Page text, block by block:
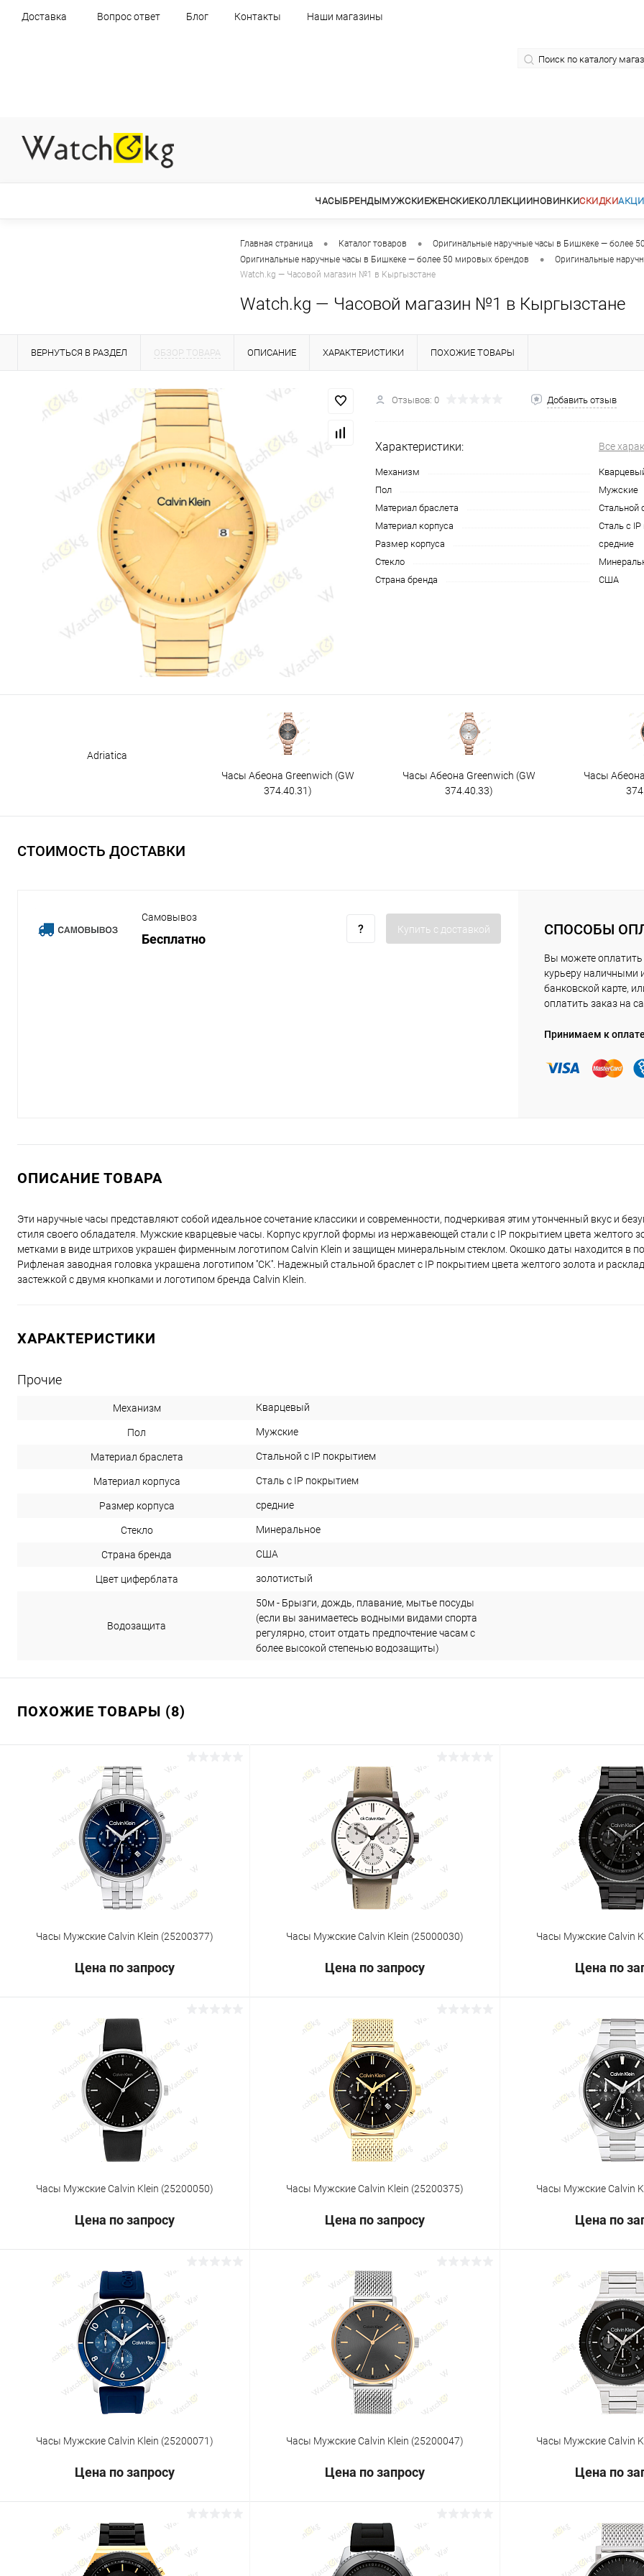
Доставка Вопрос ответ Блог Контакты Наши магазины
ЧАСЫБРЕНДЫМУЖСКИЕЖЕНСКИЕКОЛЛЕКЦИИНОВИНКИСКИДКИ
Главная страница • Каталог товаров • Оригинальные наручные часы в Бишкеке — более
Оригинальные наручные часы в Бишкеке — более 50 мировых брендов • Оригинальные
Watch.kg — Часовой магазин №1 в Кыргызстане
Watch.kg — Часовой магазин №1 в Кыргызстане
ВЕРНУТЬСЯ В РАЗДЕЛ ОБЗОР ТОВАРА ОПИСАНИЕ ХАРАКТЕРИСТИКИ ПОХОЖИЕ ТОВАРЫ
Отзывов: 0 Добавить отзыв
Характеристики: Все
Механизм
Пол
Мужские
Материал браслета
Стальной
Материал корпуса
Сталь с
Размер корпуса
средние
Стекло
Страна бренда
США
Adriatica
Часы Абеона Greenwich (GW
374.40.31)
Часы Абеона Greenwich (GW
374.40.33)
Часы
СТОИМОСТЬ ДОСТАВКИ
Самовывоз
Бесплатно
Купить c доставкой СПОСОБЫ
Вы можете оплатить
курьеру наличными
банковской карте,
оплатить заказ на
Принимаем к оплате
ОПИСАНИЕ ТОВАРА
Эти наручные часы представляют собой идеальное сочетание классики и современности, подчеркивая этим утонченный вкус и
стиля своего обладателя. Мужские кварцевые часы. Корпус круглой формы из нержавеющей стали с IP покрытием цвета желтого
метками в виде штрихов украшен фирменным логотипом Calvin Klein и защищен минеральным стеклом. Окошко даты находится в
Рифленая заводная головка украшена логотипом ''CK''. Надежный стальной браслет с IP покрытием цвета желтого золота и
застежкой с двумя кнопками и логотипом бренда Calvin Klein.
ХАРАКТЕРИСТИКИ
Прочие
Механизм Кварцевый
Пол Мужские
Материал браслета Стальной с IP покрытием
Материал корпуса Сталь с IP покрытием
Размер корпуса средние
Стекло Минеральное
Страна бренда США
Цвет циферблата золотистый
Водозащита
50м - Брызги, дождь, плавание, мытье посуды
(если вы занимаетесь водными видами спорта
регулярно, стоит отдать предпочтение часам с
более высокой степенью водозащиты)
ПОХОЖИЕ ТОВАРЫ (8)
Часы Мужские Calvin Klein (25200377)
Цена по запросу
Запросить цену
Купить в 1 клик Сравнение
Под заказ
Часы Мужские Calvin Klein (25000030)
Цена по запросу
Запросить цену
Купить в 1 клик Сравнение
Под заказ
Часы Мужские Calvin
Цена по
Купить в 1 клик
Часы Мужские Calvin Klein (25200050)
Цена по запросу
Запросить цену
Купить в 1 клик Сравнение
Под заказ
Часы Мужские Calvin Klein (25200375)
Цена по запросу
Запросить цену
Купить в 1 клик Сравнение
Под заказ
Часы Мужские Calvin
Цена по
Купить в 1 клик
Часы Мужские Calvin Klein (25200071)
Цена по запросу
Запросить цену
Купить в 1 клик Сравнение
Часы Мужские Calvin Klein (25200047)
Цена по запросу
Запросить цену
Купить в 1 клик Сравнение
Часы Мужские Calvin
Цена по
Купить в 1 клик